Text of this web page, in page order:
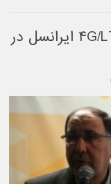
شبکه نسل چهارم تلفن همراه ۴G/LTE ایرانسل در